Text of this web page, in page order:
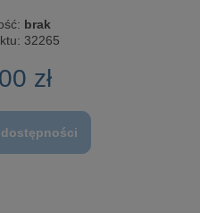
brak
32265
zł